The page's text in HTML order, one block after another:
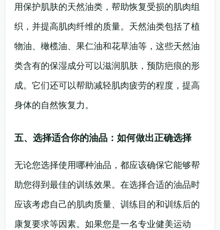
用保护肌肤的天然油类，帮助恢复受损的肌肉组
织，并提高肌肉纤维的质量。天然油类包括了植
物油、橄榄油、果仁油和花草油等，这些天然油
类含有的保湿成分可以滋润肌肤，预防疤痕的形
成。它们还可以帮助减轻肌肉疲劳的程度，提高
身体的自然恢复力。
五、选择适合你的油品：如何做出正确选择
无论您选择使用哪种油品，都应该确保它能够帮
助您得到最佳的训练效果。在选择合适的油品时
应该考虑自己的肌肉质量、训练目的和训练后的
康复要求等因素。如果您是一名专业健美运动